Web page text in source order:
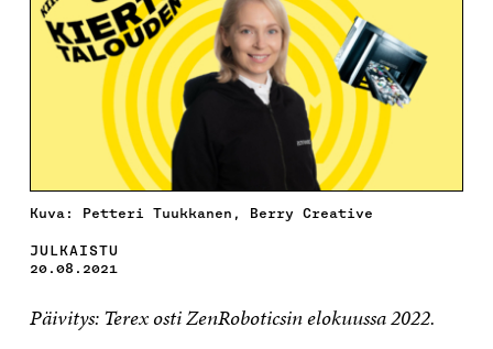
Kuva: Petteri Tuukkanen, Berry Creative
JULKAISTU
20.08.2021
Päivitys: Terex osti ZenRoboticsin elokuussa 2022.